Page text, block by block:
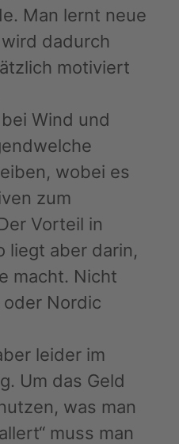
Man lernt neue
dadurch
motiviert
Wind und
wobei es
zum
Vorteil in
liegt aber darin,
macht. Nicht
Nordic
leider im
Um das Geld
was man
muss man